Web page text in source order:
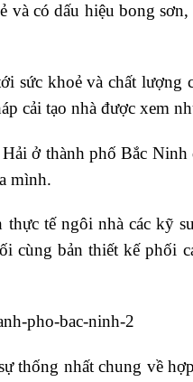
và có dấu hiệu bong
sức khoẻ và chất lượng
cải tạo nhà được xem
ở thành phố Bắc
mình.
tế ngôi nhà các kỹ
cùng bản thiết kế phối
thống nhất chung về